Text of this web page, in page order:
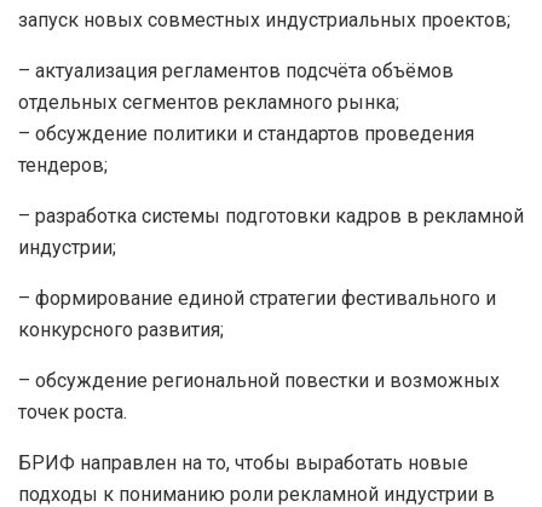
запуск новых совместных индустриальных проектов;
– актуализация регламентов подсчёта объёмов
отдельных сегментов рекламного рынка;
– обсуждение политики и стандартов проведения
тендеров;
– разработка системы подготовки кадров в рекламной
индустрии;
– формирование единой стратегии фестивального и
конкурсного развития;
– обсуждение региональной повестки и возможных
точек роста.
БРИФ направлен на то, чтобы выработать новые
подходы к пониманию роли рекламной индустрии в